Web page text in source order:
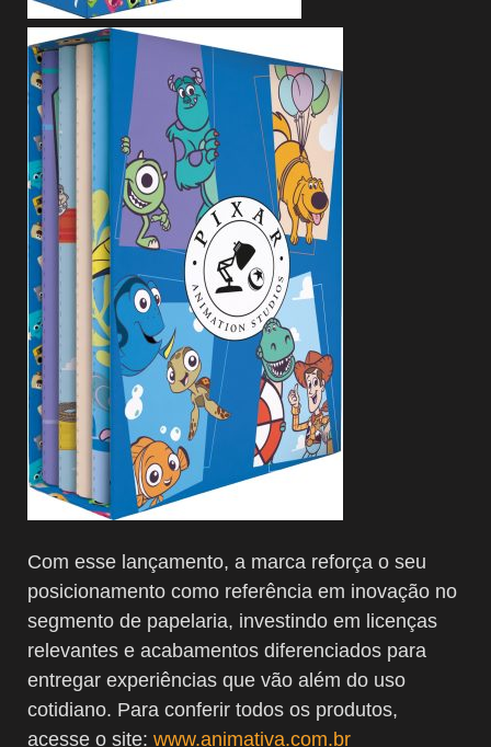
Com esse lançamento, a marca reforça o seu
posicionamento como referência em inovação no
segmento de papelaria, investindo em licenças
relevantes e acabamentos diferenciados para
entregar experiências que vão além do uso
cotidiano. Para conferir todos os produtos,
acesse o site: www.animativa.com.br